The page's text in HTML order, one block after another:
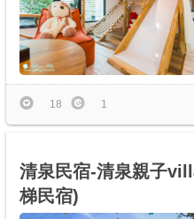
18 1
清泉民宿-清泉親子
梯民宿)